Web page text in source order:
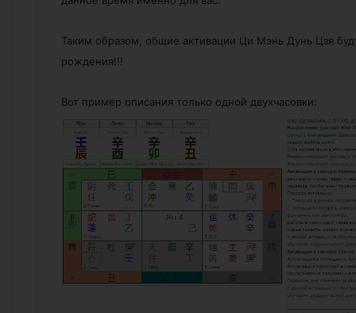
Таким образом, общие активации Ци Мэнь Дунь Цзя
рождения!!!
Вот пример описания только одной двухчасовки: